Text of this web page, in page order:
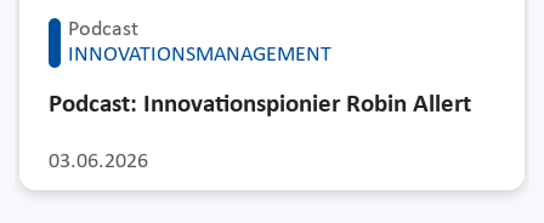
Podcast
INNOVATIONSMANAGEMENT
03.06.2026
Podcast: Innovationspionier Robin Allert